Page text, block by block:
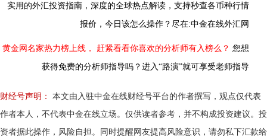
实用的外汇投资指南， 深度的全球热点解读， 支持秒查各币种行情
报价，今日该怎么操作？尽在:中金在线外汇网
黄金网名家热力榜上线， 赶紧看看你喜欢的分析师有入榜么？ 您想
获得免费的分析师指导吗？进入“路演”就可享受老师指导
财经号声明：
本文由入驻中金在线财经号平台的作者撰写，观点仅代表
作者本人，不代表中金在线立场。仅供读者参考，并不构成投资建议。投
资者据此操作，风险自担。同时提醒网友提高风险意识，请勿私下汇款给